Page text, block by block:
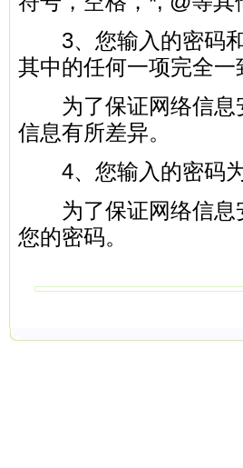
3、您输入的密码和
其中的任何一项完全一
为了保证网络信息
信息有所差异。
4、您输入的密码为
为了保证网络信息
您的密码。